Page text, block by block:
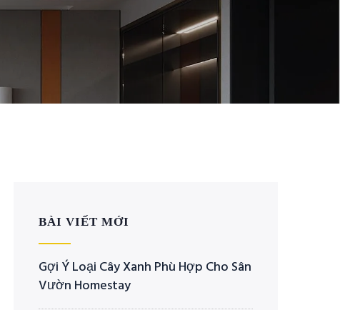
BÀI VIẾT MỚI
Gợi Ý Loại Cây Xanh Phù Hợp Cho Sân
Vườn Homestay